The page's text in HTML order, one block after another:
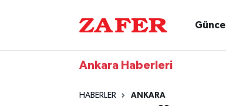
Güncel
Ankara Haberleri
HABERLER ANKARA